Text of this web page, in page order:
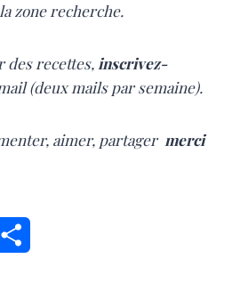
zone recherche.
des recettes, inscrivez-
(deux mails par semaine).
aimer, partager merci